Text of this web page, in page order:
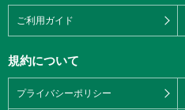
ご利用ガイド
規約について
プライバシーポリシー